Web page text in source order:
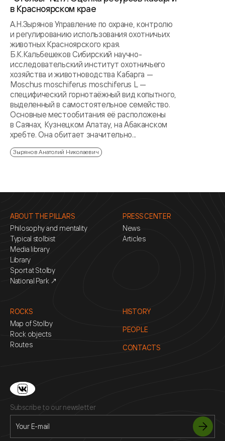
в Красноярском крае
А.Н.Зырянов Управление по охране, контролю
и регулированию использования охотничьих
животных Красноярского края.
Б.К.Кальбешеков Сибирский научно-
исследовательский институт охотничьего
хозяйства и животноводства Кабарга —
Moschus moschiferus moschiferus L —
специфический горнотаёжный вид копытного,
выделенный в самостоятельное семейство.
Основные местообитания её расположены
в Саянах, Кузнецком Алатау, на Абаканском
хребте. Она обитает значительно...
Зырянов Анатолий Николаевич
ABOUT THE PILLARS
Philosophy and mentality
Typical stolbist
Media library
Library
Sport at Stolby
National Park ↗
PRESS CENTER
News
Articles
ROCKS
Map of Stolby
Rock objects
Routes
HISTORY
PEOPLE
CONTACTS
Subscribe to our newsletter